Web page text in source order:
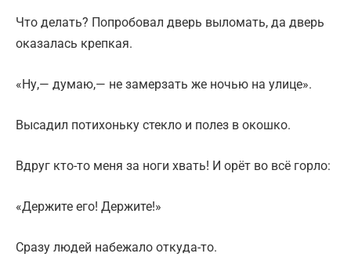
Что делать? Попробовал дверь выломать, да дверь
оказалась крепкая.
«Ну,— думаю,— не замерзать же ночью на улице».
Высадил потихоньку стекло и полез в окошко.
Вдруг кто-то меня за ноги хвать! И орёт во всё горло:
«Держите его! Держите!»
Сразу людей набежало откуда-то.